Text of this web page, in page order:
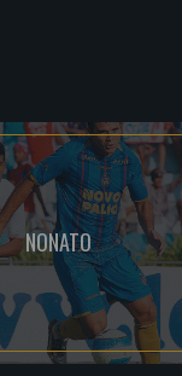
NONATO